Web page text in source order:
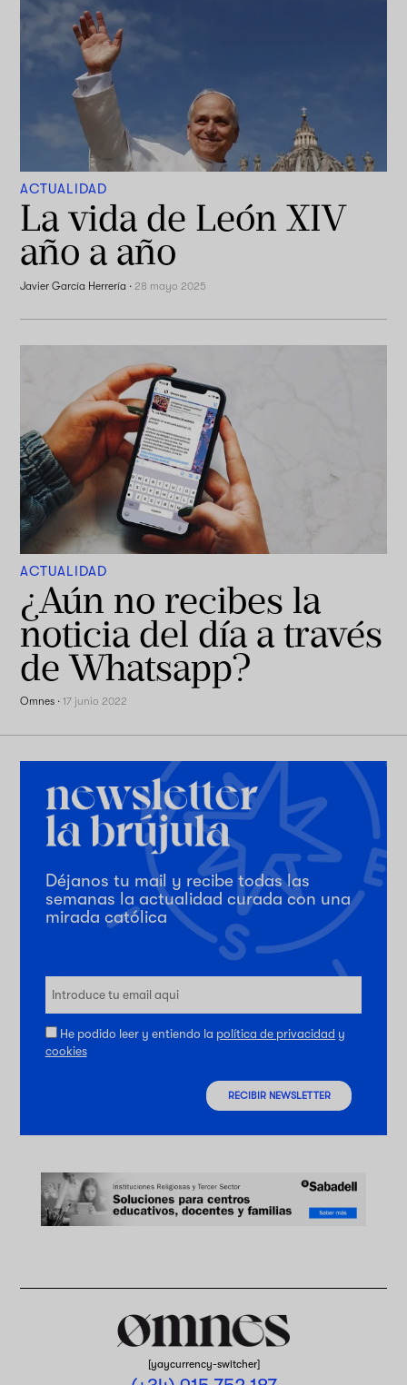
ACTUALIDAD
La vida de León XIV
año a año
Javier García Herrería · 28 mayo 2025
ACTUALIDAD
¿Aún no recibes la
noticia del día a través
de Whatsapp?
Omnes ·17 junio 2022
Déjanos tu mail y recibe todas las
semanas la actualidad curada con una
mirada católica
He podido leer y entiendo la política de privacidad y
cookies
RECIBIR NEWSLETTER
[yaycurrency-switcher]